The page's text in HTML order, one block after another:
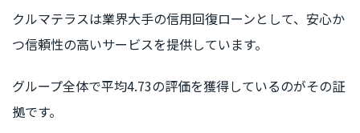
クルマテラスは業界大手の信用回復ローンとして、安心か
つ信頼性の高いサービスを提供しています。
グループ全体で平均4.73の評価を獲得しているのがその証
拠です。